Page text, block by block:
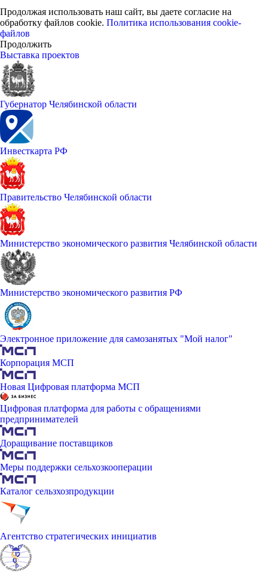
Продолжая использовать наш сайт, вы даете согласие на
обработку файлов cookie. Политика использования cookie-
файлов
Продолжить
Выставка проектов
Губернатор Челябинской области
Инвесткарта РФ
Правительство Челябинской области
Министерство экономического развития Челябинской области
Министерство экономического развития РФ
Электронное приложение для самозанятых "Мой налог"
Корпорация МСП
Новая Цифровая платформа МСП
Цифровая платформа для работы с обращениями
предпринимателей
Доращивание поставщиков
Меры поддержки сельхозкооперации
Каталог сельзхозпродукции
Агентство стратегических инициатив